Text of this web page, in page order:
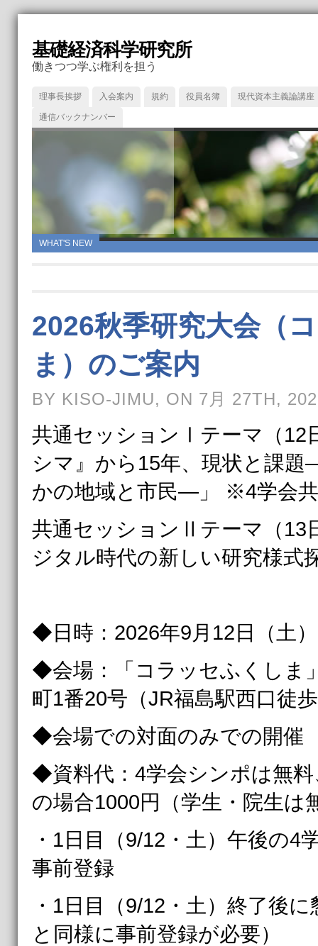
基礎経済科学研究所
働きつつ学ぶ権利を担う
理事長挨拶 入会案内 規約 役員名簿 現代資本主義論講座
通信バックナンバー
WHAT'S NEW
2026秋季研究大会（
ま）のご案内
BY KISO-JIMU, ON 7月 27TH,
共通セッションⅠテーマ（12
シマ』から15年、現状と課
かの地域と市民―」 ※4学会
共通セッションⅡテーマ（13
ジタル時代の新しい研究様式
◆日時：2026年9月12日（土
◆会場：「コラッセふくしま
町1番20号（JR福島駅西口徒
◆会場での対面のみでの開催
◆資料代：4学会シンポは無
の場合1000円（学生・院生は
・1日目（9/12・土）午後の4
事前登録
・1日目（9/12・土）終了後
と同様に事前登録が必要）